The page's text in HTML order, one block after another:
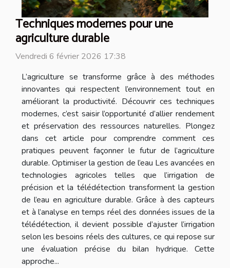
Techniques modernes pour une
agriculture durable
Vendredi 6 février 2026 17:38
L’agriculture se transforme grâce à des méthodes
innovantes qui respectent l’environnement tout en
améliorant la productivité. Découvrir ces techniques
modernes, c’est saisir l’opportunité d’allier rendement
et préservation des ressources naturelles. Plongez
dans cet article pour comprendre comment ces
pratiques peuvent façonner le futur de l’agriculture
durable. Optimiser la gestion de l’eau Les avancées en
technologies agricoles telles que l’irrigation de
précision et la télédétection transforment la gestion
de l’eau en agriculture durable. Grâce à des capteurs
et à l’analyse en temps réel des données issues de la
télédétection, il devient possible d’ajuster l’irrigation
selon les besoins réels des cultures, ce qui repose sur
une évaluation précise du bilan hydrique. Cette
approche...